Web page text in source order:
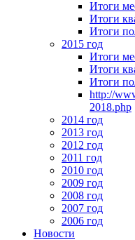
Итоги
Итоги
Итоги
2015 год
Итоги
Итоги
Итоги
http://
2018.php
2014 год
2013 год
2012 год
2011 год
2010 год
2009 год
2008 год
2007 год
2006 год
Новости